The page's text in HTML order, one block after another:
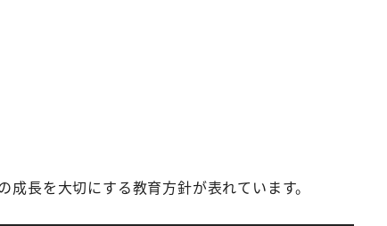
長を大切にする教育方針が表れています。